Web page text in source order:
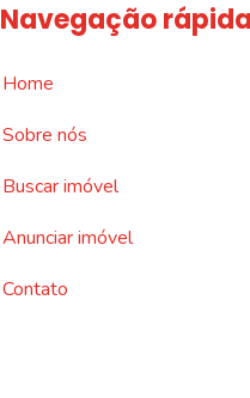
Navegação rápida
Home
Sobre nós
Buscar imóvel
Anunciar imóvel
Contato